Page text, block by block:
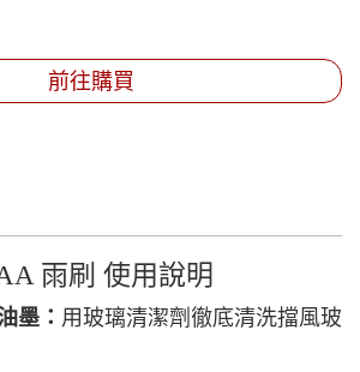
前往購買
雨刷 使用說明
墨： 用玻璃清潔劑徹底清洗擋風玻